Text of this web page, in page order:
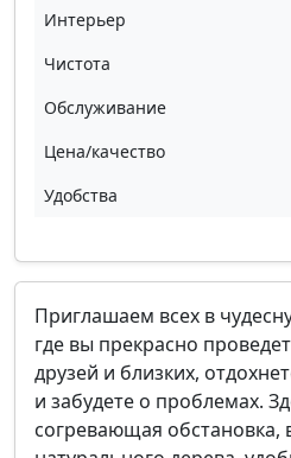
Интерьер
Чистота
Обслуживание
Цена/качество
Удобства
Приглашаем всех в
где вы прекрасно
друзей и близких,
и забудете о проблемах.
согревающая обстановка,